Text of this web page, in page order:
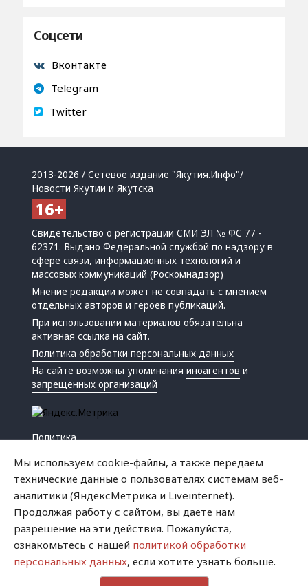
Соцсети
Вконтакте
Telegram
Twitter
2013-2026 / Сетевое издание "Якутия.Инфо"/
Новости Якутии и Якутска
Свидетельство о регистрации СМИ ЭЛ № ФС 77 -
62371. Выдано Федеральной службой по надзору в
сфере связи, информационных технологий и
массовых коммуникаций (Роскомнадзор)
Мнение редакции может не совпадать с мнением
отдельных авторов и героев публикаций.
При использовании материалов обязательна
активная ссылка на сайт.
Политика обработки персональных данных
На сайте возможны упоминанияиноагентов и
запрещенных организаций
Политика
Криминал
Успех
Хватит это терпеть
Мы используем cookie-файлы, а также передаем
технические данные о пользователях системам веб-
аналитики (ЯндексМетрика и Liveinternet).
Продолжая работу с сайтом, вы даете нам
разрешение на эти действия. Пожалуйста,
ознакомьтесь с нашей политикой обработки
персональных данных, если хотите узнать больше.